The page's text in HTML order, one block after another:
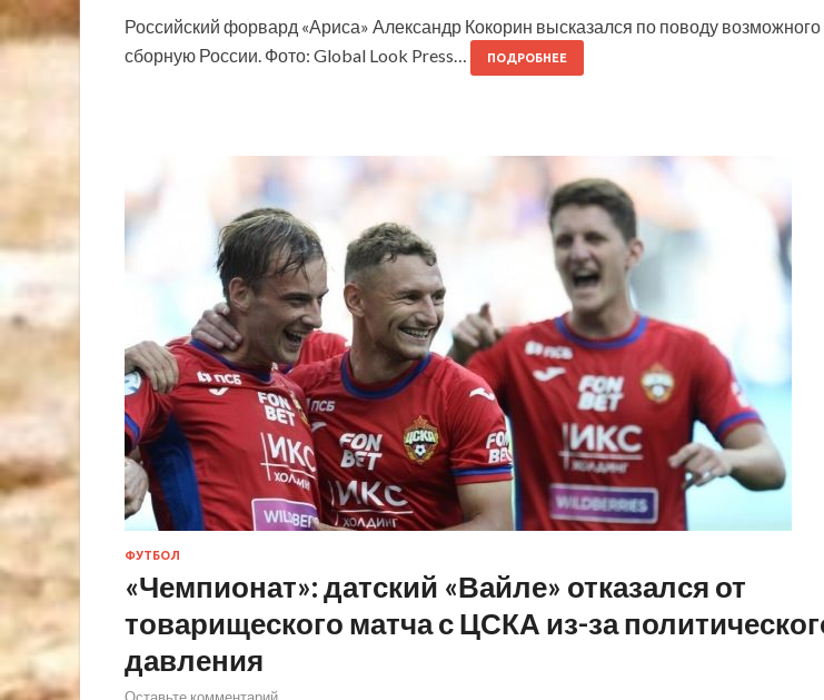
Российский форвард «Ариса» Александр Кокорин высказался по поводу
сборную России. Фото: Global Look Press…
ПОДРОБНЕЕ
ФУТБОЛ
«Чемпионат»: датский «Вайле» отказался от
товарищеского матча с ЦСКА из-за
давления